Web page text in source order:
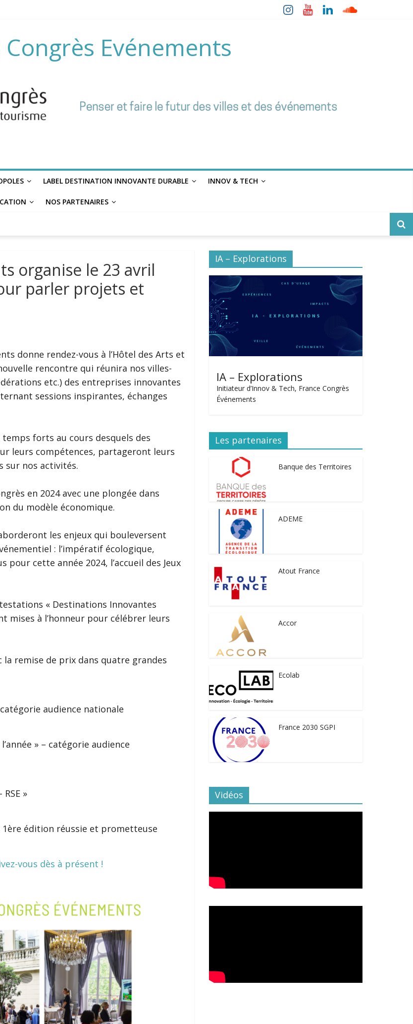
Congrès Evénements
LABEL DESTINATION INNOVANTE DURABLE INNOV & TECH
NOS PARTENAIRES
organise le 23 avril
parler projets et
donne rendez-vous à l’Hôtel des Arts et
rencontre qui réunira nos villes-
etc.) des entreprises innovantes
sessions inspirantes, échanges
forts au cours desquels des
leurs compétences, partageront leurs
sur nos activités.
en 2024 avec une plongée dans
du modèle économique.
les enjeux qui bouleversent
: l’impératif écologique,
cette année 2024, l’accueil des Jeux
« Destinations Innovantes
mises à l’honneur pour célébrer leurs
remise de prix dans quatre grandes
audience nationale
» – catégorie audience
»
1ère édition réussie et prometteuse
vous dès à présent !
IA – Explorations
IA – Explorations
Initiateur d’Innov & Tech, France Congrès
Événements
Les partenaires
Banque des Territoires
ADEME
Atout France
Accor
Ecolab
France 2030 SGPI
Vidéos